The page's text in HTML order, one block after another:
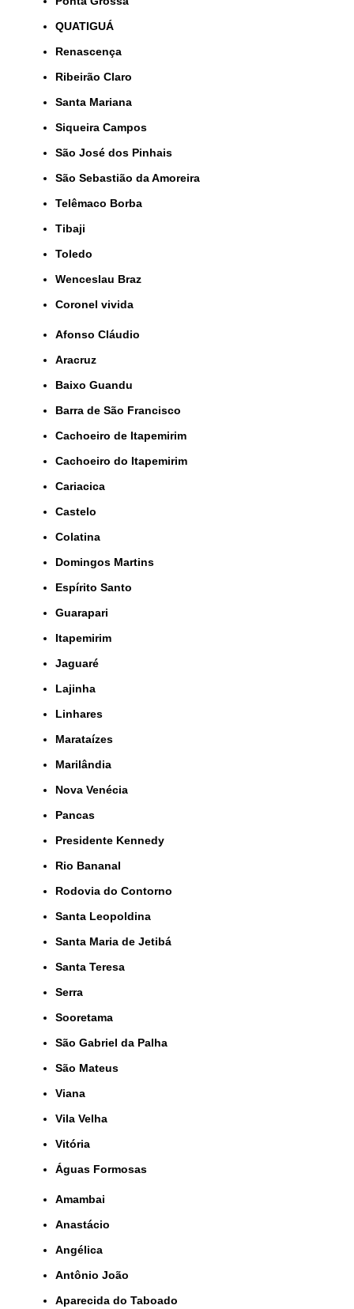
QUATIGUÁ
Renascença
Ribeirão Claro
Santa Mariana
Siqueira Campos
São José dos Pinhais
São Sebastião da Amoreira
Telêmaco Borba
Tibaji
Toledo
Wenceslau Braz
coronel vivida
Afonso Cláudio
Aracruz
Baixo Guandu
Barra de São Francisco
Cachoeiro de Itapemirim
Cachoeiro do Itapemirim
Cariacica
Castelo
Colatina
Domingos Martins
Espírito Santo
Guarapari
Itapemirim
Jaguaré
Lajinha
Linhares
Marataízes
Marilândia
Nova Venécia
Pancas
Presidente Kennedy
Rio Bananal
Rodovia do Contorno
Santa Leopoldina
Santa Maria de Jetibá
Santa Teresa
Serra
Sooretama
São Gabriel da Palha
São Mateus
Viana
Vila Velha
Vitória
Águas Formosas
Amambai
Anastácio
Angélica
Antônio João
Aparecida do Taboado